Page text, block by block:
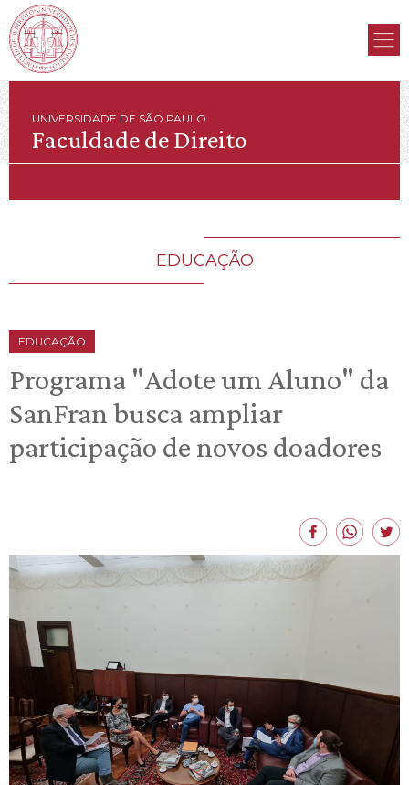
UNIVERSIDADE DE SÃO PAULO
Faculdade de Direito
EDUCAÇÃO
EDUCAÇÃO
Programa "Adote um Aluno" da
SanFran busca ampliar
participação de novos doadores